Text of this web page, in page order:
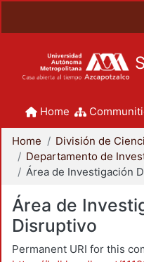
Home
Home
Área de
Disruptivo
Permanent URI for this